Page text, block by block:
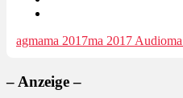
agmama 2017ma 2017 Audio
– Anzeige –